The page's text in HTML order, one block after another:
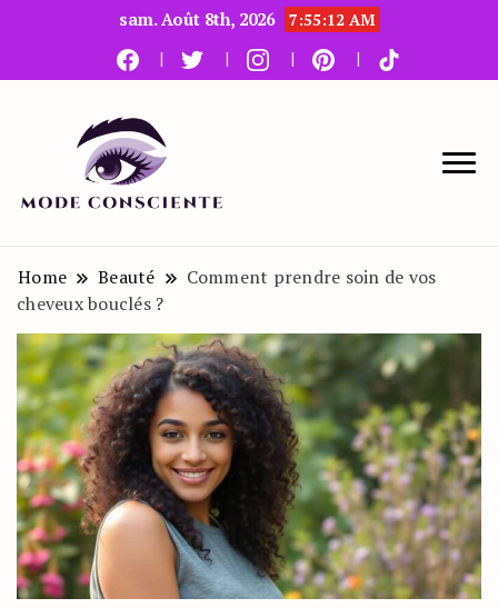
sam. Août 8th, 2026 7:55:13 AM
Le blog beauté et mode
Home Beauté
Comment prendre soin de vos
cheveux bouclés ?